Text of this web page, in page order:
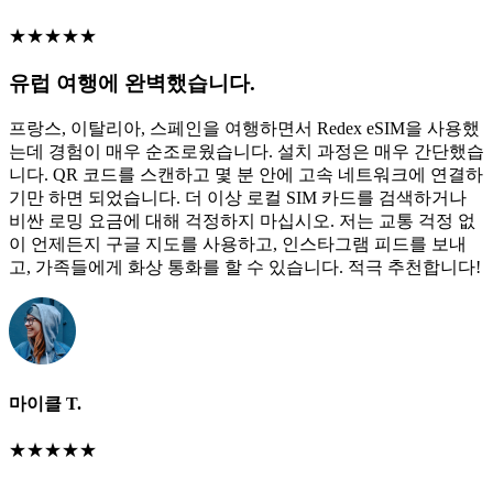
★★★★★
유럽 여행에 완벽했습니다.
프랑스, 이탈리아, 스페인을 여행하면서 Redex eSIM을 사용했
는데 경험이 매우 순조로웠습니다. 설치 과정은 매우 간단했습
니다. QR 코드를 스캔하고 몇 분 안에 고속 네트워크에 연결하
기만 하면 되었습니다. 더 이상 로컬 SIM 카드를 검색하거나
비싼 로밍 요금에 대해 걱정하지 마십시오. 저는 교통 걱정 없
이 언제든지 구글 지도를 사용하고, 인스타그램 피드를 보내
고, 가족들에게 화상 통화를 할 수 있습니다. 적극 추천합니다!
마이클 T.
★★★★★